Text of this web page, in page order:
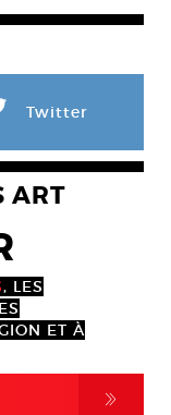
Twitter
ART
, LES
ET À
,